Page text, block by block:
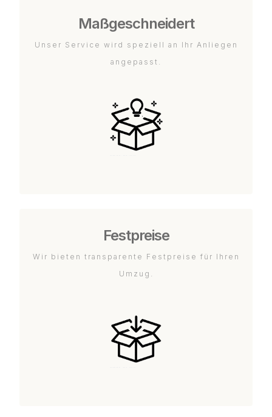
Maßgeschneidert
Unser Service wird speziell an Ihr Anliegen
angepasst.
Festpreise
Wir bieten transparente Festpreise für Ihren
Umzug.